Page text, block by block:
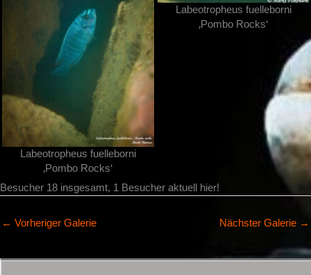
Labeotropheus fuelleborni
‚Pombo Rocks‘
Labeotropheus fuelleborni
‚Pombo Rocks‘
Besucher 18 insgesamt, 1 Besucher aktuell hier!
← Vorheriger Galerie Nächster Galerie →